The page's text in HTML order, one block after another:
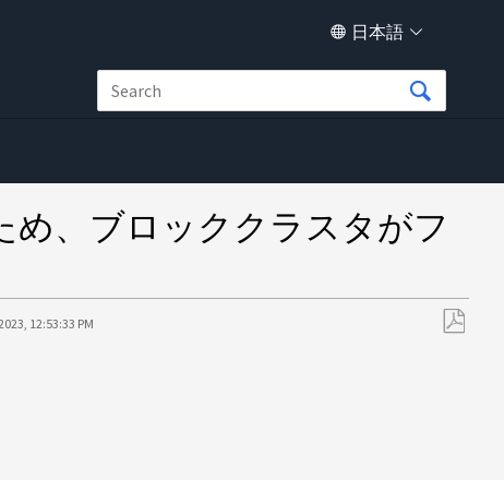
日本語
め、ブロッククラスタがフ
12:53:33 PM